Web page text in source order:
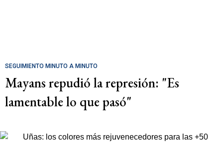
SEGUIMIENTO MINUTO A MINUTO
Mayans repudió la represión: "Es
lamentable lo que pasó"